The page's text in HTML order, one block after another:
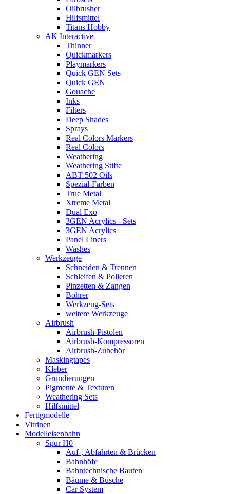
Oilbrusher
Hilfsmittel
Titans Hobby
AK Interactive
Thinner
Quickmarkers
Playmarkers
Quick GEN Sets
Quick GEN
Gouache
Inks
Filters
Deep Shades
Sprays
Real Colors Markers
Real Colors
Weathering
Weathering Stifte
ABT 502 Oils
Spezial-Farben
True Metal
Xtreme Metal
Dual Exo
3GEN Acrylics - Sets
3GEN Acrylics
Panel Liners
Washes
Werkzeuge
Schneiden & Trennen
Schleifen & Polieren
Pinzetten & Zangen
Bohrer
Werkzeug-Sets
weitere Werkzeuge
Airbrush
Airbrush-Pistolen
Airbrush-Kompressoren
Airbrush-Zubehör
Maskingtapes
Kleber
Grundierungen
Pigmente & Texturen
Weathering Sets
Hilfsmittel
Fertigmodelle
Vitrinen
Modelleisenbahn
Spur H0
Auf-, Abfahrten & Brücken
Bahnhöfe
Bahntechnische Bauten
Bäume & Büsche
Car System